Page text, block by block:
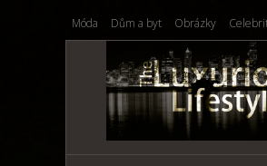
Móda Dům a byt Obrázky